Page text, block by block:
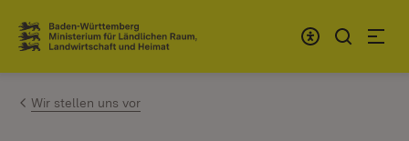
Zum Inhalt springen
Link zur Startseite
Wir stellen uns vor